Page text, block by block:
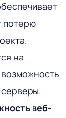
потерю
на
веб-